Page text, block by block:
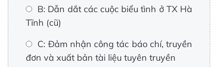
B: Dẫn dắt các cuộc biểu tình ở TX Hà
Tĩnh (cũ)
C: Đảm nhận công tác báo chí, truyền
đơn và xuất bản tài liệu tuyên truyền